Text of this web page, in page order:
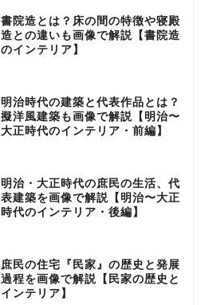
書院造とは？床の間の特徴や寝殿
造との違いも画像で解説【書院造
のインテリア】
明治時代の建築と代表作品とは？
擬洋風建築も画像で解説【明治〜
大正時代のインテリア・前編】
明治・大正時代の庶民の生活、代
表建築を画像で解説【明治〜大正
時代のインテリア・後編】
庶民の住宅『民家』の歴史と発展
過程を画像で解説【民家の歴史と
インテリア】